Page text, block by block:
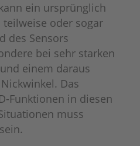
ein ursprünglich
oder sogar
des Sensors
bei sehr starken
einem daraus
Das
Funktionen in diesen
muss